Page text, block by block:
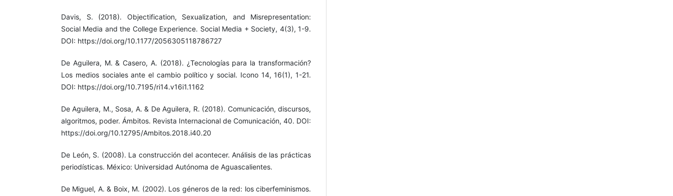
Davis, S. (2018). Objectification, Sexualization, and Misrepresentation:
Social Media and the College Experience. Social Media + Society, 4(3), 1-9.
DOI: https://doi.org/10.1177/2056305118786727
De Aguilera, M. & Casero, A. (2018). ¿Tecnologías para la transformación?
Los medios sociales ante el cambio político y social. Icono 14, 16(1), 1-21.
DOI: https://doi.org/10.7195/ri14.v16i1.1162
De Aguilera, M., Sosa, A. & De Aguilera, R. (2018). Comunicación, discursos,
algoritmos, poder. Ámbitos. Revista Internacional de Comunicación, 40. DOI:
https://doi.org/10.12795/Ambitos.2018.i40.20
De León, S. (2008). La construcción del acontecer. Análisis de las prácticas
periodísticas. México: Universidad Autónoma de Aguascalientes.
De Miguel, A. & Boix, M. (2002). Los géneros de la red: los ciberfeminismos.